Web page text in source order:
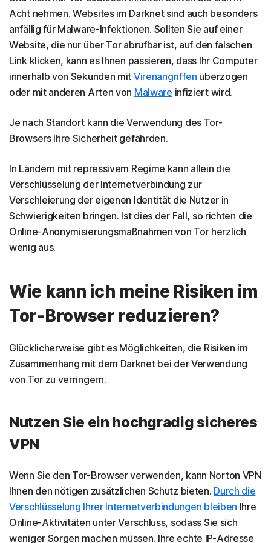
Acht nehmen. Websites im Darknet sind auch besonders
anfällig für Malware-Infektionen. Sollten Sie auf einer
Website, die nur über Tor abrufbar ist, auf den falschen
Link klicken, kann es Ihnen passieren, dass Ihr Computer
innerhalb von Sekunden mit Virenangriffen überzogen
oder mit anderen Arten von Malware infiziert wird.
Je nach Standort kann die Verwendung des Tor-
Browsers Ihre Sicherheit gefährden.
In Ländern mit repressivem Regime kann allein die
Verschlüsselung der Internetverbindung zur
Verschleierung der eigenen Identität die Nutzer in
Schwierigkeiten bringen. Ist dies der Fall, so richten die
Online-Anonymisierungsmaßnahmen von Tor herzlich
wenig aus.
Wie kann ich meine Risiken im
Tor-Browser reduzieren?
Glücklicherweise gibt es Möglichkeiten, die Risiken im
Zusammenhang mit dem Darknet bei der Verwendung
von Tor zu verringern.
Nutzen Sie ein hochgradig sicheres
VPN
Wenn Sie den Tor-Browser verwenden, kann Norton VPN
Ihnen den nötigen zusätzlichen Schutz bieten. Durch die
Verschlüsselung Ihrer Internetverbindungen bleiben Ihre
Online-Aktivitäten unter Verschluss, sodass Sie sich
weniger Sorgen machen müssen. Ihre echte IP-Adresse